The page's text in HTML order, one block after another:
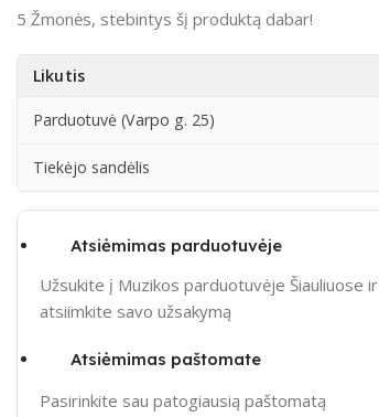
5 Žmonės, stebintys šį produktą dabar!
Likutis
Parduotuvė (Varpo g. 25)
Tiekėjo sandėlis
Atsiėmimas parduotuvėje
Užsukite į Muzikos parduotuvėje Šiauliuose ir
atsiimkite savo užsakymą
Atsiėmimas paštomate
Pasirinkite sau patogiausią paštomatą